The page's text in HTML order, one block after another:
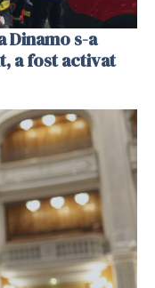
Dinamo s-a
a fost activat